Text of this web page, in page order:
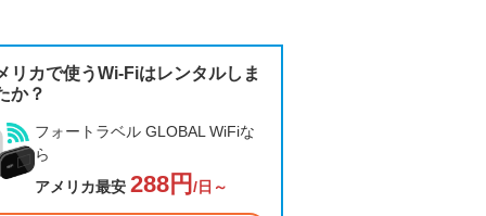
リカで使うWi-Fiはレンタルしま
か？
フォートラベル GLOBAL WiFiな
ら
アメリカ最安 288円 /日～